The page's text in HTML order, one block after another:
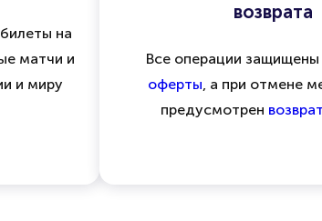
на
матчи и
и миру
возврата
Все операции защищены
оферты, а при отмене
предусмотрен